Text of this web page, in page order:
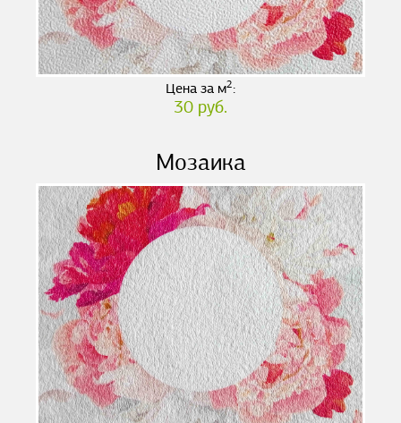
Цена за м2:
30 руб.
Мозаика